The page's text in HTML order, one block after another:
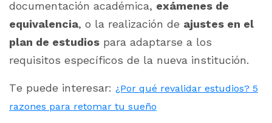
documentación académica, exámenes de
equivalencia, o la realización de ajustes en el
plan de estudios para adaptarse a los
requisitos específicos de la nueva institución.
Te puede interesar: ¿Por qué revalidar estudios? 5
razones para retomar tu sueño